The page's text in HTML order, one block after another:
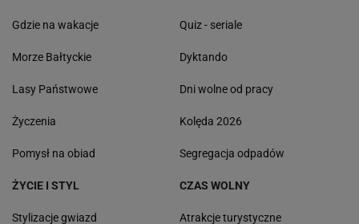
Gdzie na wakacje
Morze Bałtyckie
Lasy Państwowe
Życzenia
Pomysł na obiad
Quiz - seriale
Dyktando
Dni wolne od pracy
Kolęda 2026
Segregacja odpadów
ŻYCIE I STYL
Stylizacje gwiazd
CZAS WOLNY
Atrakcje turystyczne